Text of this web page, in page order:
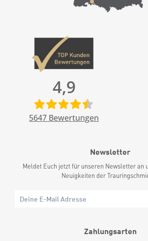
4,9
5647 Bewertungen
Newsletter
Meldet Euch jetzt für unseren Newsletter an
Neuigkeiten der
Zahlungsarten